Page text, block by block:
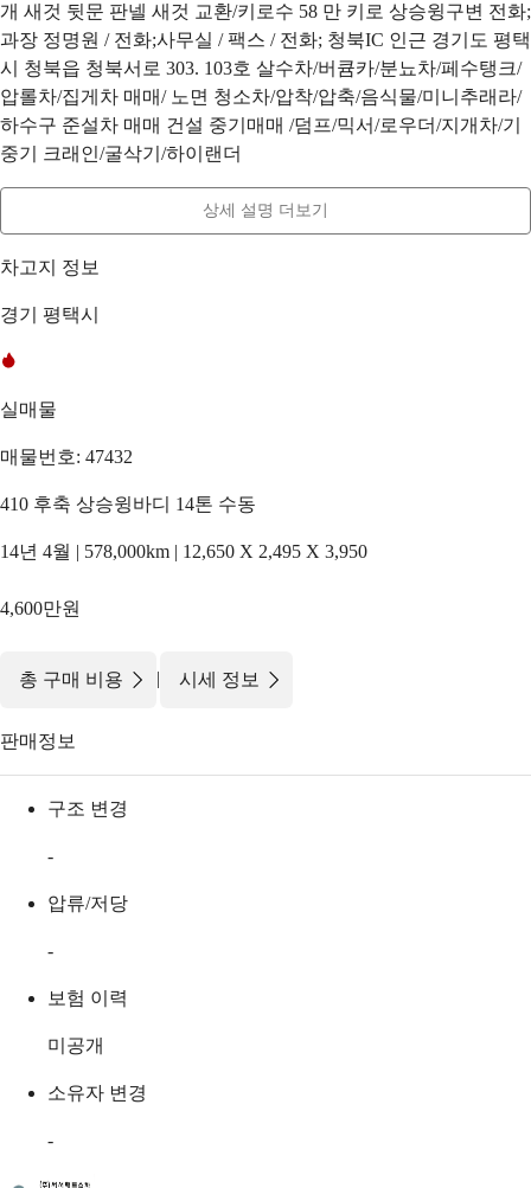
개 새것 뒷문 판넬 새것 교환/키로수 58 만 키로 상승윙구변 전화;
과장 정명원 / 전화;사무실 / 팩스 / 전화; 청북IC 인근 경기도 평택
시 청북읍 청북서로 303. 103호 살수차/버큠카/분뇨차/페수탱크/
압롤차/집게차 매매/ 노면 청소차/압착/압축/음식물/미니추래라/
하수구 준설차 매매 건설 중기매매 /덤프/믹서/로우더/지개차/기
중기 크래인/굴삭기/하이랜더
상세 설명 더보기
차고지 정보
경기 평택시
실매물
매물번호: 47432
410 후축 상승윙바디 14톤 수동
14년 4월 | 578,000km | 12,650 X 2,495 X 3,950
4,600만원
총 구매 비용 | 시세 정보
판매정보
구조 변경
-
압류/저당
-
보험 이력
미공개
소유자 변경
-